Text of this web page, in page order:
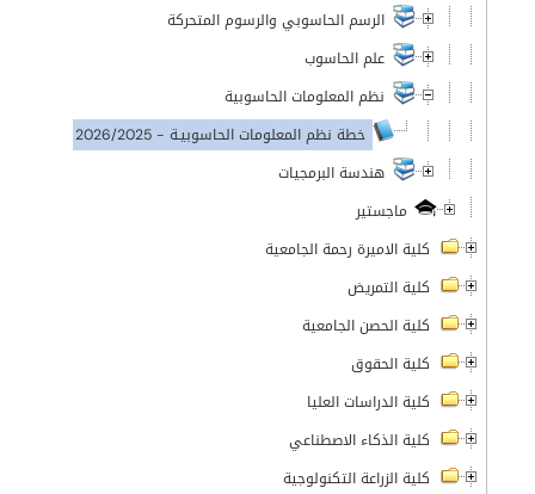
الرسم الحاسوبي والرسوم المتحركة
علم الحاسوب
نظم المعلومات الحاسوبية
خطة نظم المعلومات الحاسوبيـة - 2026/2025
هندسة البرمجيات
ماجستير
كلية الاميرة رحمة الجامعية
كلية التمريض
كلية الحصن الجامعية
كلية الحقوق
كلية الدراسات العليا
كلية الذكاء الاصطناعي
كلية الزراعة التكنولوجية